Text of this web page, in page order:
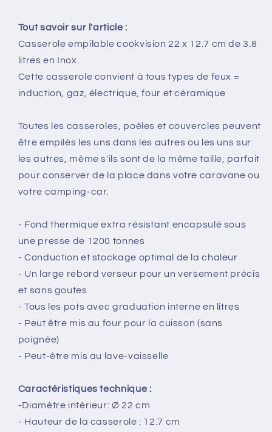
Tout savoir sur l'article :
Casserole empilable cookvision 22 x 12.7 cm de 3.8
litres en Inox.
Cette casserole convient à tous types de feux =
induction, gaz, électrique, four et céramique
Toutes les casseroles, poêles et couvercles peuvent
être empilés les uns dans les autres ou les uns sur
les autres, même s'ils sont de la même taille, parfait
pour conserver de la place dans votre caravane ou
votre camping-car.
- Fond thermique extra résistant encapsulé sous
une presse de 1200 tonnes
- Conduction et stockage optimal de la chaleur
- Un large rebord verseur pour un versement précis
et sans goutes
- Tous les pots avec graduation interne en litres
- Peut être mis au four pour la cuisson (sans
poignée)
- Peut-être mis au lave-vaisselle
Caractéristiques technique :
-Diamètre intérieur: Ø 22 cm
- Hauteur de la casserole : 12.7 cm